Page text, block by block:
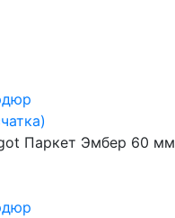
Паркет Эмбер 60 мм